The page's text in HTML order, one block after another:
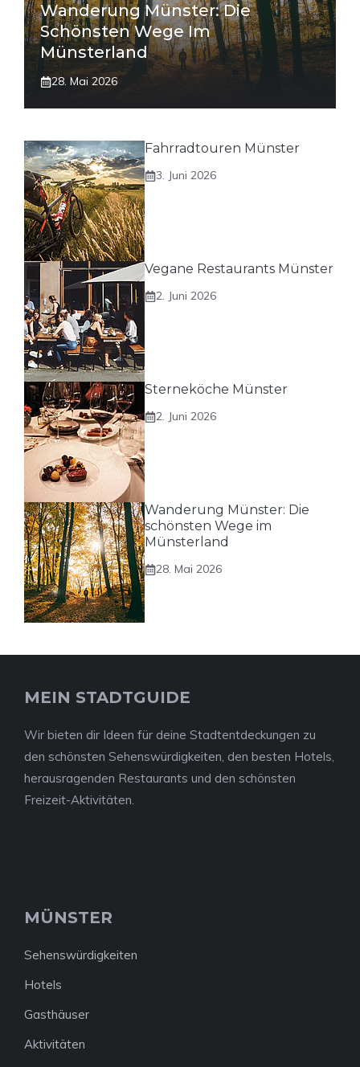
Wanderung Münster: Die
Schönsten Wege Im
Münsterland
28. Mai 2026
Fahrradtouren Münster
3. Juni 2026
Vegane Restaurants Münster
2. Juni 2026
Sterneköche Münster
2. Juni 2026
Wanderung Münster: Die
schönsten Wege im
Münsterland
28. Mai 2026
MEIN STADTGUIDE
Wir bieten dir Ideen für deine Stadtentdeckungen zu
den schönsten Sehenswürdigkeiten, den besten Hotels,
herausragenden Restaurants und den schönsten
Freizeit-Aktivitäten.
MÜNSTER
Sehenswürdigkeiten
Hotels
Gasthäuser
Aktivitäten